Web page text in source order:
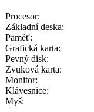
Procesor:
Základní deska:
Paměť:
Grafická karta:
Pevný disk:
Zvuková karta:
Monitor:
Klávesnice:
Myš: